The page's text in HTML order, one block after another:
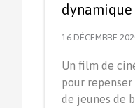
16 DÉCEMBRE
Un film de
pour
de jeunes de